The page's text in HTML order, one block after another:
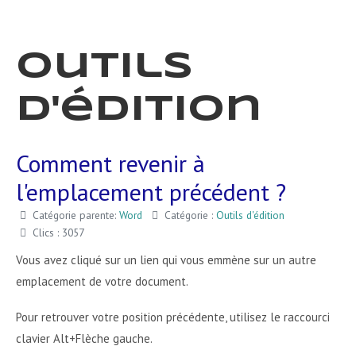
Outils
d'édition
Comment revenir à
l'emplacement précédent ?
Catégorie parente: Word Catégorie : Outils d'édition
Clics : 3057
Vous avez cliqué sur un lien qui vous emmène sur un autre
emplacement de votre document.
Pour retrouver votre position précédente, utilisez le raccourci
clavier Alt+Flèche gauche.